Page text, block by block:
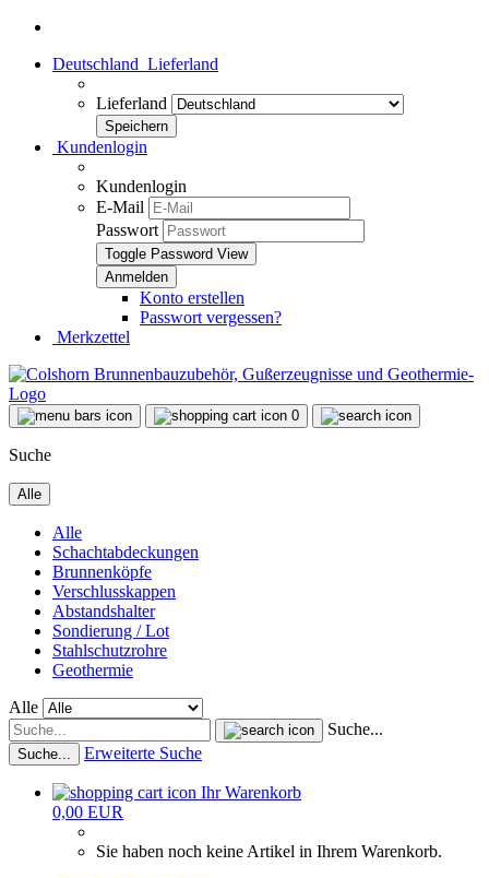
Deutschland Lieferland
Lieferland
Kundenlogin
Kundenlogin
E-Mail
Passwort
Toggle Password View
Konto erstellen
Passwort vergessen?
Merkzettel
0
Suche
Alle
Alle
Schachtabdeckungen
Brunnenköpfe
Verschlusskappen
Abstandshalter
Sondierung / Lot
Stahlschutzrohre
Geothermie
Alle
Suche...
Suche... Erweiterte Suche
Ihr Warenkorb
0,00 EUR
Sie haben noch keine Artikel in Ihrem Warenkorb.